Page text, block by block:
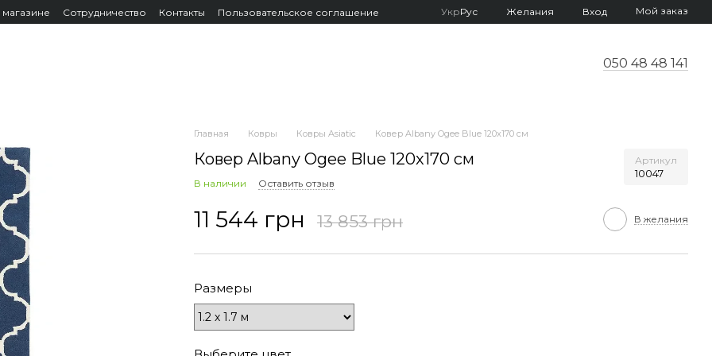
Сотрудничество Контакты Пользовательское соглашение УкрРус Желания Вход Мой заказ
050 48 48 141
Главная Ковры Ковры Asiatic Ковер Albany Ogee Blue 120x170 см
Ковер Albany Ogee Blue 120x170 см Артикул
10047
В наличии Оставить отзыв
11 544 грн 13 853 грн В желания
Размеры